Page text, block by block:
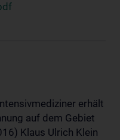
erhält
auf dem Gebiet
Klaus Ulrich Klein